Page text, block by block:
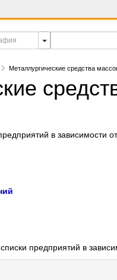
Металлургические средства
в зависимости
предприятий в